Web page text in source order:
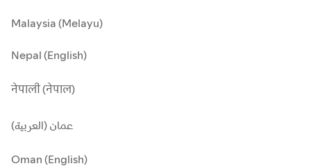
Malaysia (Melayu)
Nepal (English)
नेपाली (नेपाल)
عمان (العربية)
Oman (English)